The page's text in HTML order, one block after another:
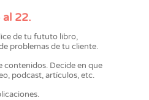
22.
de tu fututo libro,
problemas de tu cliente.
contenidos. Decide en que
podcast, artículos, etc.